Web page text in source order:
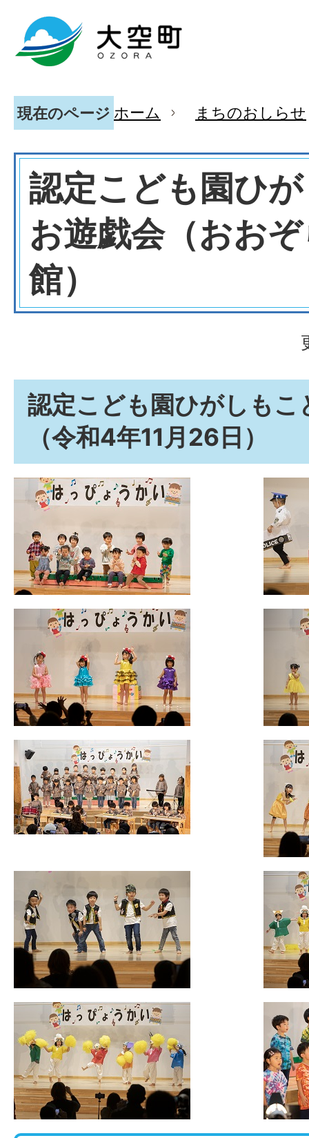
現在のページ ホーム まちのおしらせ
認定こども園ひ
お遊戯会（おお
館）
認定こども園ひがしもこ
（令和4年11月26日）